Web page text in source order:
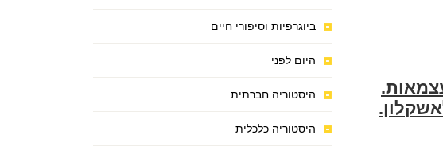
ביוגרפיות וסיפורי חיים
היום לפני
היסטוריה חברתית
היסטוריה כלכלית